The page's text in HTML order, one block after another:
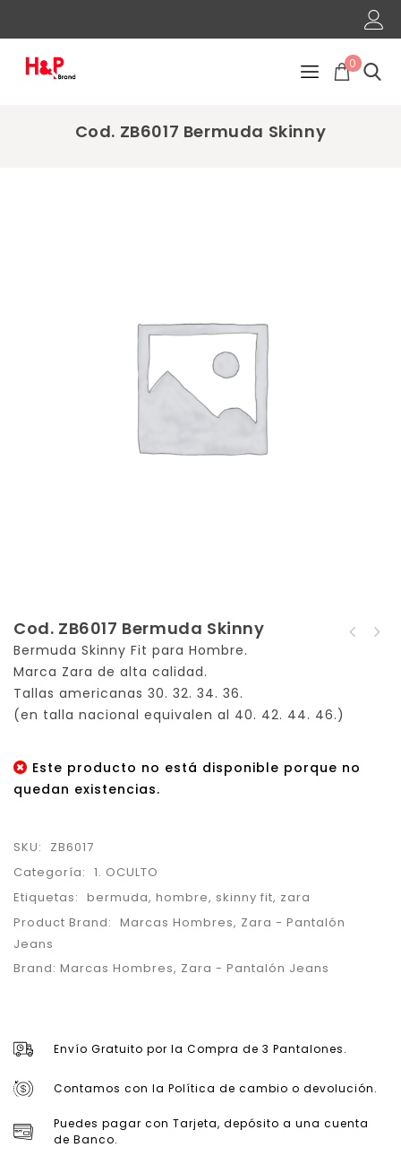
0
Cod. ZB6017 Bermuda Skinny
Cod. ZB6017 Bermuda Skinny
Bermuda Skinny Fit para Hombre.
Marca Zara de alta calidad.
Tallas americanas 30. 32. 34. 36.
(en talla nacional equivalen al 40. 42. 44. 46.)
Este producto no está disponible porque no
quedan existencias.
SKU:
ZB6017
Categoría: 1. OCULTO
Etiquetas: bermuda, hombre, skinny fit, zara
Product Brand: Marcas Hombres, Zara - Pantalón
Jeans
Brand: Marcas Hombres, Zara - Pantalón Jeans
Envío Gratuito por la Compra de 3 Pantalones.
Contamos con la Política de cambio o devolución.
Puedes pagar con Tarjeta, depósito a una cuenta
de Banco.